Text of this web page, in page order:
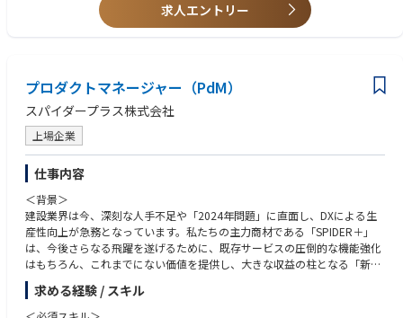
■歓迎（WANT）
・電力・エネルギー・アグリゲーション領域に関する知識
・SaaSプロダクトに対して、プロダクトの機能と優先度について、チーム
をリードしたことがある方
求人エントリー
プロダクトマネージャー（PdM）
スパイダープラス株式会社
上場企業
仕事内容
＜背景＞
建設業界は今、深刻な人手不足や「2024年問題」に直面し、DXによる生
産性向上が急務となっています。私たちの主力商材である「SPIDER＋」
は、今後さらなる飛躍を遂げるために、既存サービスの圧倒的な機能強化
はもちろん、これまでにない価値を提供し、大きな収益の柱となる「新商
品・新サービスの創出」が不可欠です。市場を再定義し、業界の常識を塗
り替えるための第2創業期とも言える重要な局面を迎えています。
求める経験 / スキル